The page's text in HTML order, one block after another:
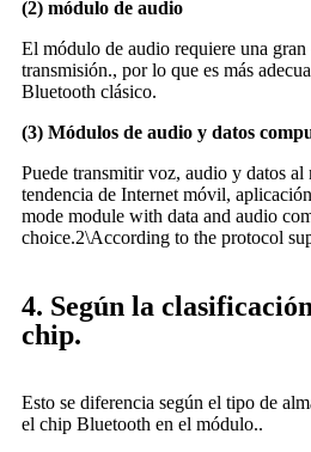
(2) módulo de audio
El módulo de audio requiere una gran
transmisión., por lo que es más
Bluetooth clásico.
(3) Módulos de audio y datos
Puede transmitir voz, audio y datos
tendencia de Internet móvil,
mode module with data and audio
choice.2\According to the protocol
4. Según la
chip.
Esto se diferencia según el tipo de
el chip Bluetooth en el módulo..